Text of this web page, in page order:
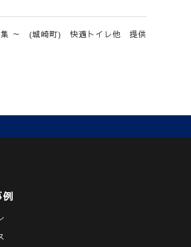
集 ～ (城崎町) 快適トイレ他 提供